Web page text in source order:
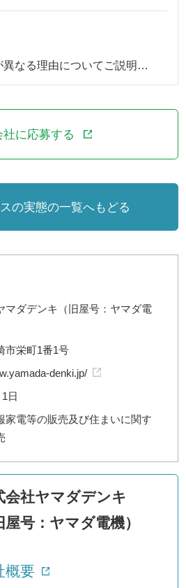
異なる理由についてご説明…
社に応募する
の実態の一覧へもどる
マダデンキ（旧屋号：ヤマダ電
市栄町1番1号
denki.jp/
日
家電等の販売及び住まいに関す
会社ヤマダデンキ
屋号：ヤマダ電機）
概要